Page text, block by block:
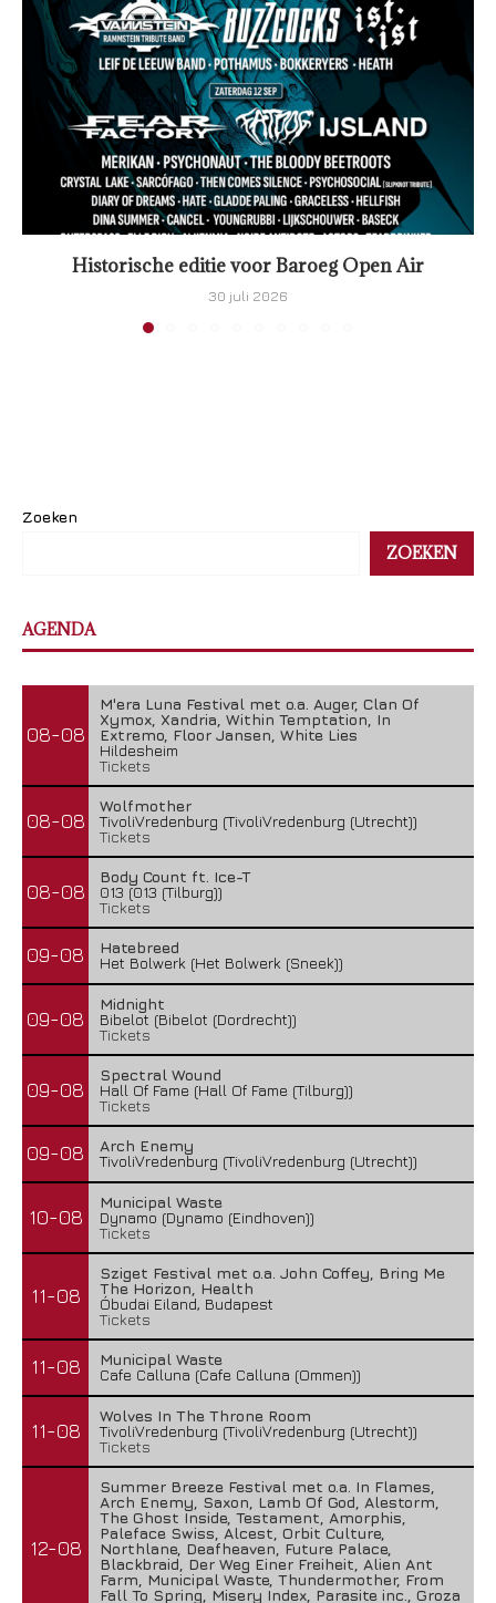
Historische editie voor Baroeg Open Air
30 juli 2026
Zoeken
ZOEKEN
AGENDA
08-08
M'era Luna Festival met o.a. Auger, Clan Of
Xymox, Xandria, Within Temptation, In
Extremo, Floor Jansen, White Lies
Hildesheim
Tickets
08-08
Wolfmother
TivoliVredenburg (TivoliVredenburg (Utrecht))
Tickets
08-08
Body Count ft. Ice-T
013 (013 (Tilburg))
Tickets
09-08
Hatebreed
Het Bolwerk (Het Bolwerk (Sneek))
09-08
Midnight
Bibelot (Bibelot (Dordrecht))
Tickets
09-08
Spectral Wound
Hall Of Fame (Hall Of Fame (Tilburg))
Tickets
09-08
Arch Enemy
TivoliVredenburg (TivoliVredenburg (Utrecht))
10-08
Municipal Waste
Dynamo (Dynamo (Eindhoven))
Tickets
11-08
Sziget Festival met o.a. John Coffey, Bring Me
The Horizon, Health
Óbudai Eiland, Budapest
Tickets
11-08
Municipal Waste
Cafe Calluna (Cafe Calluna (Ommen))
11-08
Wolves In The Throne Room
TivoliVredenburg (TivoliVredenburg (Utrecht))
Tickets
12-08
Summer Breeze Festival met o.a. In Flames,
Arch Enemy, Saxon, Lamb Of God, Alestorm,
The Ghost Inside, Testament, Amorphis,
Paleface Swiss, Alcest, Orbit Culture,
Northlane, Deafheaven, Future Palace,
Blackbraid, Der Weg Einer Freiheit, Alien Ant
Farm, Municipal Waste, Thundermother, From
Fall To Spring, Misery Index, Parasite inc., Groza